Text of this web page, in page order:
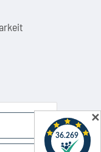
Hersteller.
byJTL-Shop
✕